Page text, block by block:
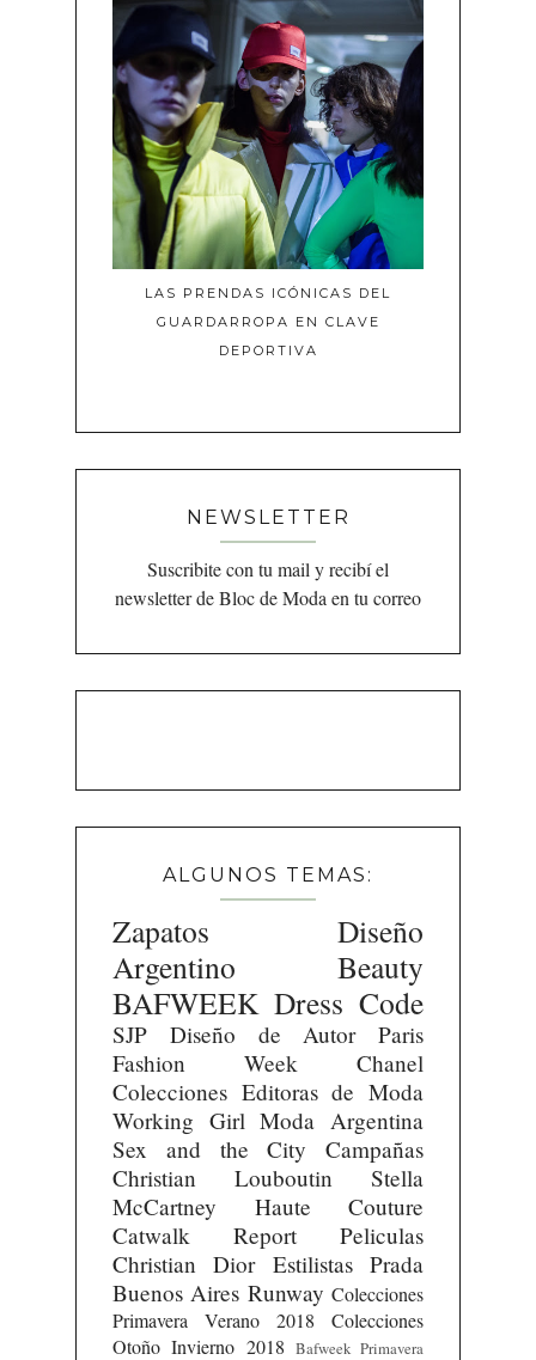
LAS PRENDAS ICÓNICAS DEL
GUARDARROPA EN CLAVE
DEPORTIVA
NEWSLETTER
Suscribite con tu mail y recibí el
newsletter de Bloc de Moda en tu correo
ALGUNOS TEMAS:
Zapatos
Diseño
Argentino
Beauty
BAFWEEK Dress Code
SJP Diseño de Autor
Paris
Fashion Week
Chanel
Colecciones Editoras de Moda
Working Girl Moda Argentina
Sex and the City
Campañas
Christian Louboutin
Stella
McCartney
Haute Couture
Catwalk Report
Peliculas
Christian Dior Estilistas Prada
Buenos Aires Runway Colecciones
Primavera Verano 2018
Colecciones
Otoño Invierno 2018 Bafweek Primavera